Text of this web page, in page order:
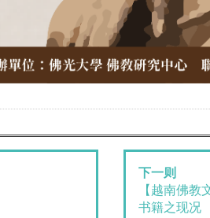
下一则
【越南佛
书籍之现况